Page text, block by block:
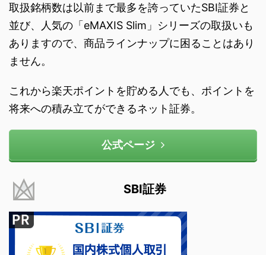
取扱銘柄数は以前まで最多を誇っていたSBI証券と
並び、人気の「eMAXIS Slim」シリーズの取扱いも
ありますので、商品ラインナップに困ることはあり
ません。
これから楽天ポイントを貯める人でも、ポイントを
将来への積み立てができるネット証券。
公式ページ
SBI証券